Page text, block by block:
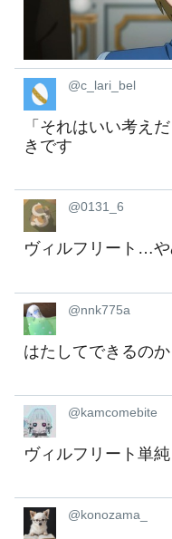
@c_lari_bel
「それはいい考え
きです
@0131_6
ヴィルフリート…
@nnk775a
はたしてできるの
@kamcomebite
ヴィルフリート単純
@konozama_